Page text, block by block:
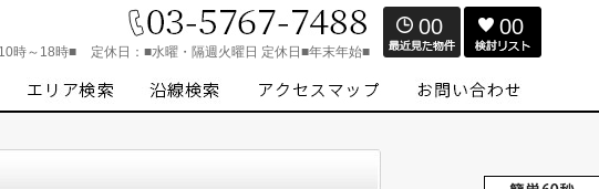
時～18時■ 定休日： ■水曜・隔週火曜日 定休日■年末年始■
00 00